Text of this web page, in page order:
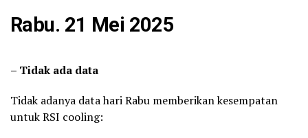
Rabu. 21 Mei 2025
– Tidak ada data
Tidak adanya data hari Rabu memberikan kesempatan
untuk RSI cooling: